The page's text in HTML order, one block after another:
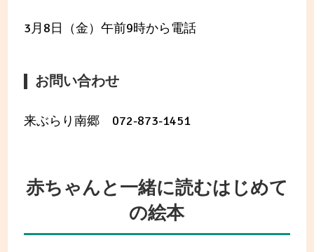
3月8日（金）午前9時から電話
お問い合わせ
来ぶらり南郷 072-873-1451
赤ちゃんと一緒に読むはじめて
の絵本